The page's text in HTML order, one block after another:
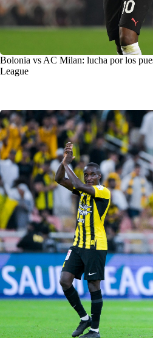
Bolonia vs AC Milan: lucha por los
League